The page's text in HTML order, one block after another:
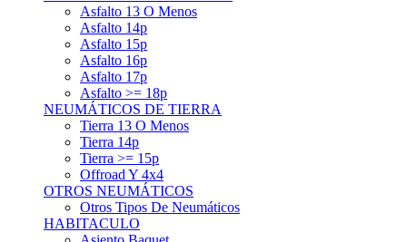
Asfalto 14p
Asfalto 15p
Asfalto 16p
Asfalto 17p
Asfalto >= 18p
NEUMÁTICOS DE TIERRA
Tierra 13 O Menos
Tierra 14p
Tierra >= 15p
Offroad Y 4x4
OTROS NEUMÁTICOS
Otros Tipos De Neumáticos
HABITACULO
Asiento Baquet
Arneses